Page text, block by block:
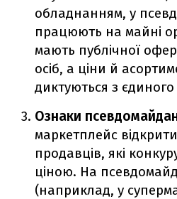
обладнанням, у
працюють на майні
мають публічної
осіб, а ціни й
диктуються з
Ознаки
маркетплейс
продавців, які
ціною. На
(наприклад, у